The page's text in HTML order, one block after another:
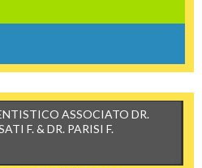
ASSOCIATO DR.
F. & DR. PARISI F.